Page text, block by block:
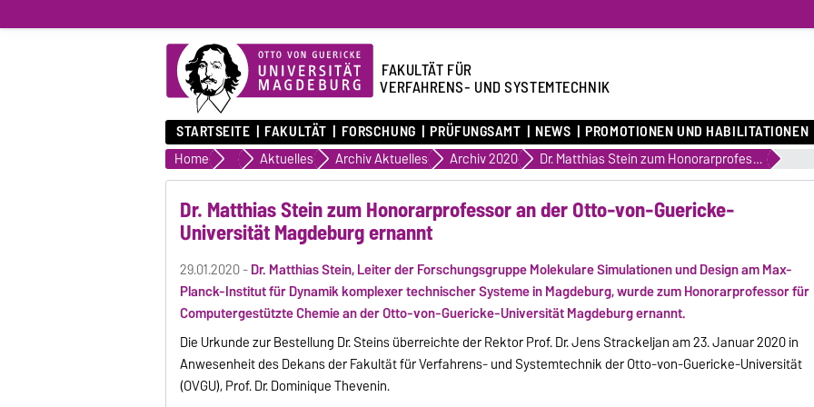
FAKULTÄT FÜR
VERFAHRENS- UND SYSTEMTECHNIK
STARTSEITE FAKULTÄT FORSCHUNG PRÜFUNGSAMT NEWS PROMOTIONEN UND HABILITATIONEN
Home FakultätAktuelles Archiv Aktuelles Archiv 2020 Dr. Matthias Stein zum Honorarprofessor an der Otto-von-Guericke-Universität Magdeburg ernannt
Dr. Matthias Stein zum Honorarprofessor an der Otto-von-Guericke-
Universität Magdeburg ernannt
29.01.2020 -Dr. Matthias Stein, Leiter der Forschungsgruppe Molekulare Simulationen und Design am Max-
Planck-Institut für Dynamik komplexer technischer Systeme in Magdeburg, wurde zum Honorarprofessor für
Computergestützte Chemie an der Otto-von-Guericke-Universität Magdeburg ernannt.
Die Urkunde zur Bestellung Dr. Steins überreichte der Rektor Prof. Dr. Jens Strackeljan am 23. Januar 2020 in
Anwesenheit des Dekans der Fakultät für Verfahrens- und Systemtechnik der Otto-von-Guericke-Universität
(OVGU), Prof. Dr. Dominique Thevenin.